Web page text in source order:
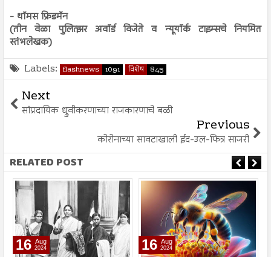
- थॉमस फ्रिडमॅन
(तीन वेळा पुलित्झर अवॉर्ड विजेते व न्यूयॉर्क टाइम्सचे नियमित
स्तंभलेखक)
Labels: flashnews 1091 विशेष 845
Next
सांप्रदायिक ध्रुवीकरणाच्या राजकारणाचे बळी
Previous
कोरोनाच्या सावटाखाली ईद-उल-फित्र साजरी
RELATED POST
16 Aug
2024 16 Aug
2024